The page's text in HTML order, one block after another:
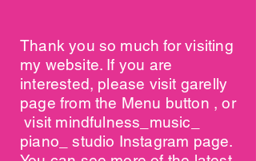
Thank you so much for visiting
my website. If you are
interested, please visit garelly
page from the Menu button , or
visit mindfulness_music_
piano_ studio Instagram page.